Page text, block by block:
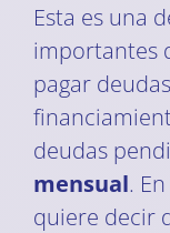
Esta es una
importantes
pagar
deudas
mensual.
quiere decir